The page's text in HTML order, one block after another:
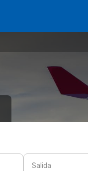
Salida